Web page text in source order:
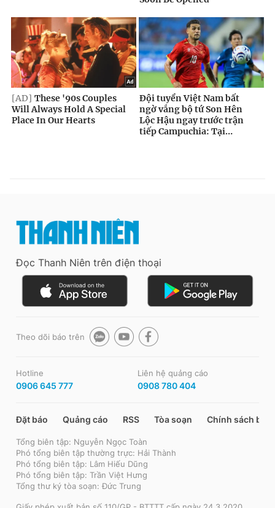
Đọc Thanh Niên trên điện thoại
Theo dõi báo trên
Hotline
0906 645 777
Liên hệ quảng cáo
0908 780 404
Đặt báo Quảng cáo RSS Tòa soạn Chính sách bảo
Tổng biên tập: Nguyễn Ngọc Toàn
Phó tổng biên tập thường trực: Hải Thành
Phó tổng biên tập: Lâm Hiếu Dũng
Phó tổng biên tập: Trần Việt Hưng
Tổng thư ký tòa soạn: Đức Trung